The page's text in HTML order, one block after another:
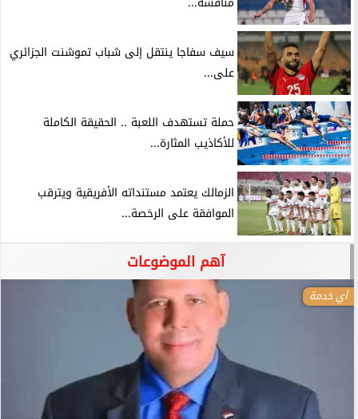
سيف سفاجا ينتقل إلى شباب تموشنت الجزائري
على...
حملة تستهدف اللعبة .. الحقيقة الكاملة
للأكاذيب المثارة...
الزمالك يعتمد مستنداته الأفريقية ويترقب
الموافقة على الرخصة...
آهم الموضوعات
أي خدمة